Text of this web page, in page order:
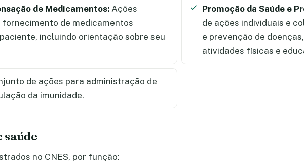
de Medicamentos: Ações
fornecimento de medicamentos
incluindo orientação sobre seu
Promoção da Saúde e
de ações individuais e
e prevenção de
atividades físicas e
de ações para administração de
da imunidade.
saúde
no CNES, por função: